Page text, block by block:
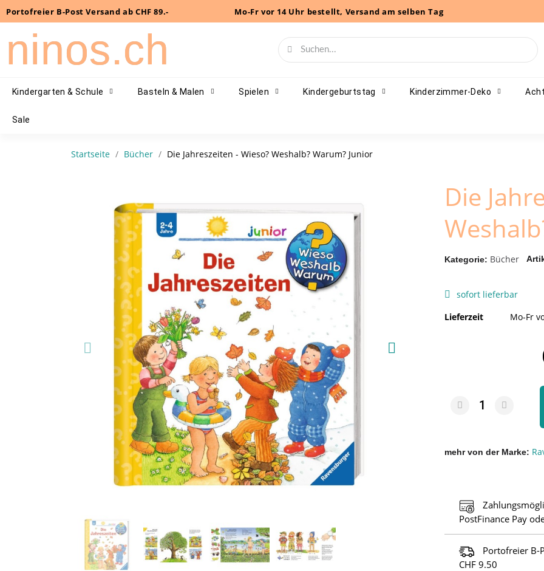
Portofreier B-Post Versand ab CHF 89.- Mo-Fr vor 14 Uhr bestellt, Versand am selben Tag
ninos.ch
Kindergarten & Schule Basteln & Malen Spielen Kindergeburtstag Kinderzimmer-Deko
Sale
Startseite Bücher Die Jahreszeiten - Wieso? Weshalb? Warum? Junior
Die
Kategorie Bücher
sofort lieferbar
Lieferzeit
Mo-Fr
mehr von der Marke
PostFinance Pay
Portofreier B-
CHF 9.50